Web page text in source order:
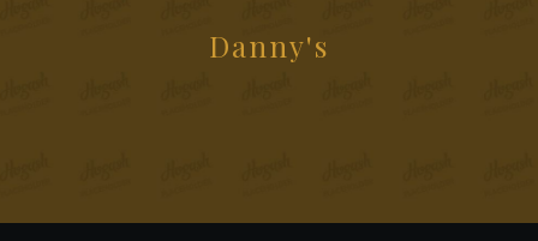
Danny's